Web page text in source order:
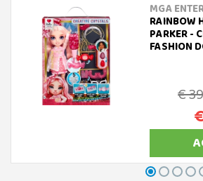
MGA
RAINBOW
PARKER -
FASHION
€